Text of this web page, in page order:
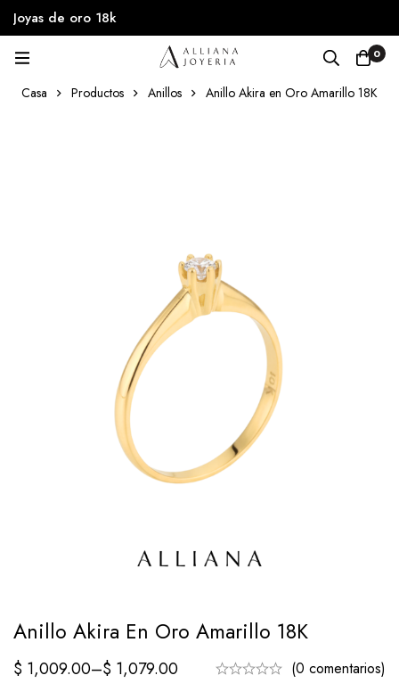
Joyas de oro 18k
0
Casa Productos Anillos Anillo Akira en Oro Amarillo 18K
Anillo Akira En Oro Amarillo 18K
$ 1,009.00–$ 1,079.00 (0 comentarios)